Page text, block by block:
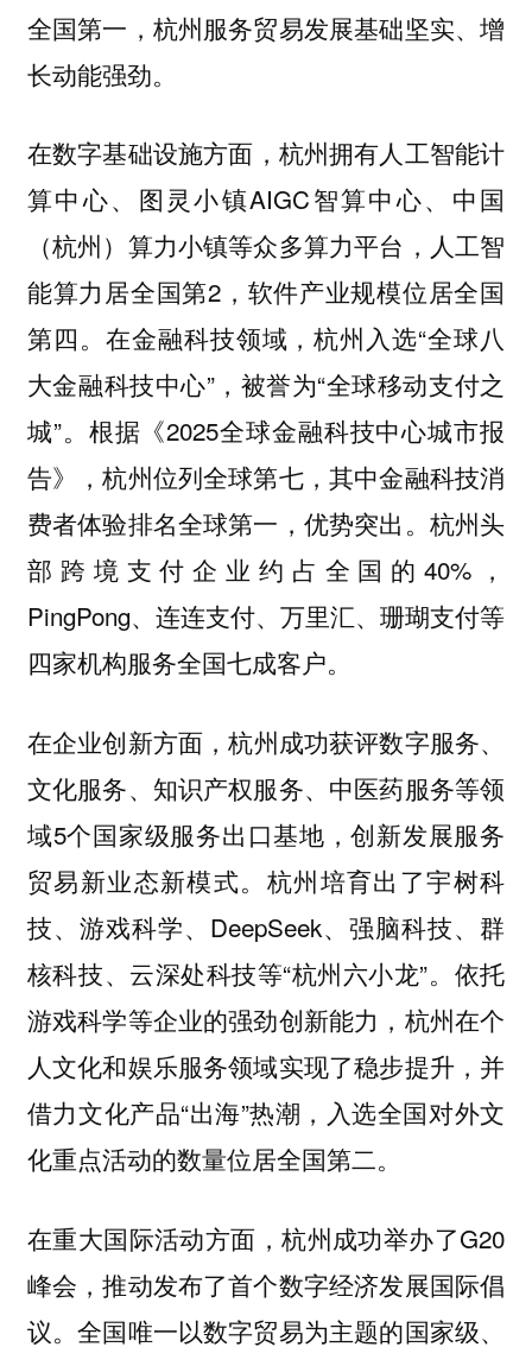
全国第一，杭州服务贸易发展基础坚实、增
长动能强劲。
在数字基础设施方面 ，杭州拥有人工智能计
算中心、图灵小镇AIGC智算中心、中国
（杭州）算力小镇等众多算力平台，人工智
能算力居全国第2，软件产业规模位居全国
第四。在金融科技领域，杭州入选“全球八
大金融科技中心”，被誉为“全球移动支付之
城”。根据《2025全球金融科技中心城市报
告》，杭州位列全球第七，其中金融科技消
费者体验排名全球第一，优势突出。杭州头
部跨境支付企业约占全国的40%，
PingPong、连连支付、万里汇、珊瑚支付等
四家机构服务全国七成客户。
在企业创新方面 ，杭州成功获评数字服务、
文化服务、知识产权服务、中医药服务等领
域5个国家级服务出口基地，创新发展服务
贸易新业态新模式。杭州培育出了宇树科
技、游戏科学、DeepSeek、强脑科技、群
核科技、云深处科技等“杭州六小龙”。依托
游戏科学等企业的强劲创新能力，杭州在个
人文化和娱乐服务领域实现了稳步提升，并
借力文化产品“出海”热潮，入选全国对外文
化重点活动的数量位居全国第二。
在重大国际活动方面 ，杭州成功举办了G20
峰会，推动发布了首个数字经济发展国际倡
议。全国唯一以数字贸易为主题的国家级、